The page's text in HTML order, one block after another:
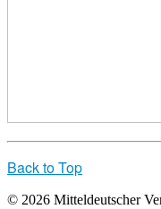
Back to Top
© 2026 Mitteldeutscher